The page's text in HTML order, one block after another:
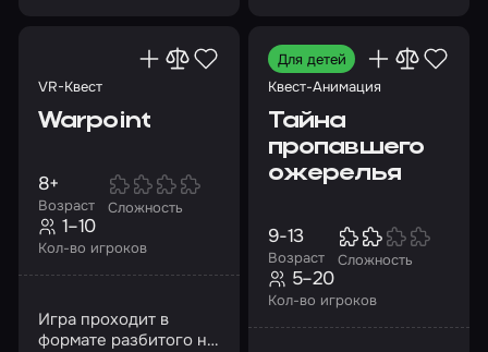
VR-Квест
Warpoint
Возраст
8+
Сложность
Кол-во игроков
1–10
Игра проходит в
формате разбитого на
Для детей
Квест-Анимация
Тайна
пропавшего
ожерелья
Возраст
9-13
Сложность
Кол-во игроков
5–20